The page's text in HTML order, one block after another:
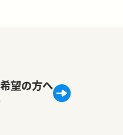
望の方へ